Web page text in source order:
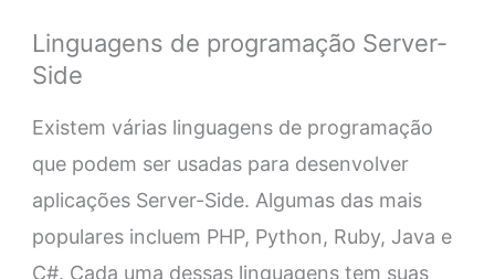
Linguagens de programação Server-
Side
Existem várias linguagens de programação
que podem ser usadas para desenvolver
aplicações Server-Side. Algumas das mais
populares incluem PHP, Python, Ruby, Java e
C#. Cada uma dessas linguagens tem suas